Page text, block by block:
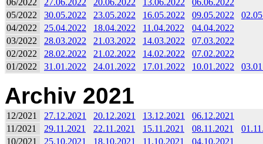
06/2022
27.06.2022 20.06.2022 13.06.2022
06.06.2022
05/2022
30.05.2022 23.05.2022 16.05.2022 09.05.2022
04/2022
25.04.2022 18.04.2022 11.04.2022
04.04.2022
03/2022
28.03.2022 21.03.2022 14.03.2022
07.03.2022
02/2022
28.02.2022 21.02.2022 14.02.2022
07.02.2022
01/2022
31.01.2022 24.01.2022 17.01.2022 10.01.2022
Archiv 2021
12/2021 27.12.2021 20.12.2021 13.12.2021
06.12.2021
11/2021
29.11.2021 22.11.2021 15.11.2021 08.11.2021
10/2021
25.10.2021 18.10.2021 11.10.2021 04.10.2021